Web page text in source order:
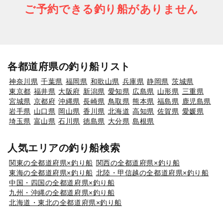
ご予約できる釣り船がありません
各都道府県の釣り船リスト
神奈川県 千葉県 福岡県 和歌山県 兵庫県 静岡県 茨城県
東京都 福井県 大阪府 新潟県 愛知県 広島県 山形県 三重県
宮城県 京都府 沖縄県 長崎県 鳥取県 熊本県 福島県
鹿児島県
岩手県 山口県 岡山県 香川県 北海道 高知県 佐賀県 愛媛県
埼玉県 富山県 石川県 徳島県 大分県 島根県
人気エリアの釣り船検索
関東の全都道府県×釣り船 関西の全都道府県×釣り船
東海の全都道府県×釣り船 北陸・甲信越の全都道府県×釣り船
中国・四国の全都道府県×釣り船
九州・沖縄の全都道府県×釣り船
北海道・東北の全都道府県×釣り船